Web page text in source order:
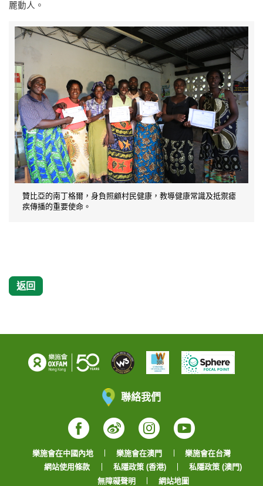
麗動人。
贊比亞的南丁格爾，身負照顧村民健康，教導健康常識及抵禦瘧
疾傳播的重要使命。
返回
聯絡我們
Facebook
WeiboInstagram
YouTube
樂施會在中國內地 樂施會在澳門
樂施會在台灣
網站使用條款
私隱政策 (香港)
私隱政策 (澳門)
無障礙聲明
網站地圖